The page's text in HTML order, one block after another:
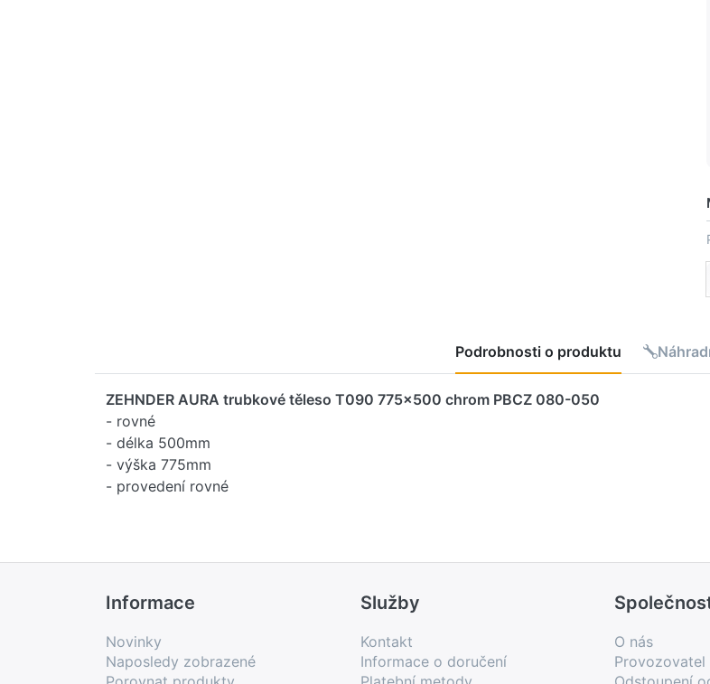
Podrobnosti o produktu
ZEHNDER AURA trubkové těleso T090 775x500 chrom PBCZ 080-050
- rovné
- délka 500mm
- výška 775mm
- provedení rovné
Informace
Novinky
Naposledy zobrazené
Služby
Kontakt
Informace o doručení
O nás
Provozovatel